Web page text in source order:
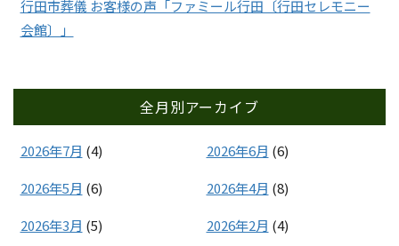
行田市葬儀 お客様の声「ファミール行田〔行田セレモニー
会館〕」
全月別アーカイブ
2026年7月 (4) 2026年6月 (6)
2026年5月 (6) 2026年4月 (8)
2026年3月 (5) 2026年2月 (4)